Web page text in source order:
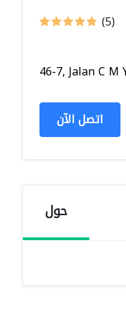
(5)
46-7, Jalan C
اتصل الآن
حول